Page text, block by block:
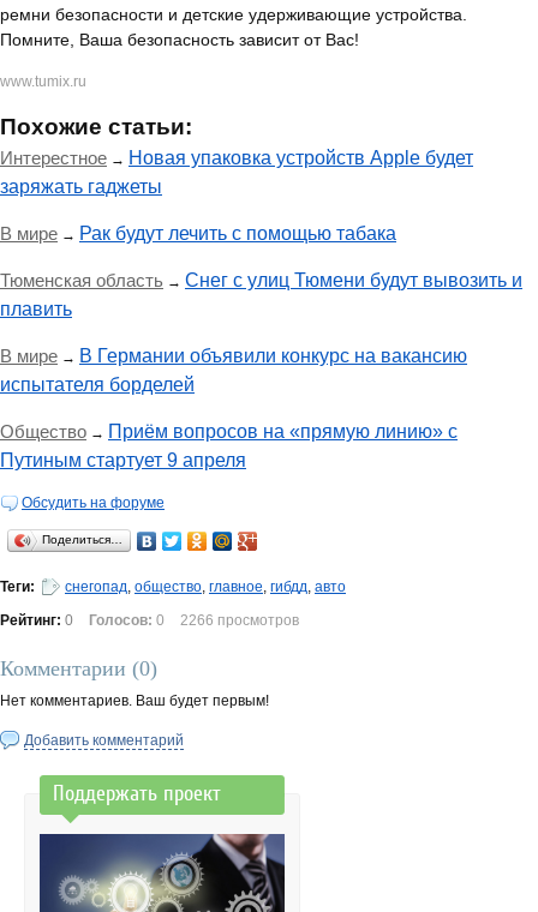
ремни безопасности и детские удерживающие устройства.
Помните, Ваша безопасность зависит от Вас!
www.tumix.ru
Похожие статьи:
Интерестное → Новая упаковка устройств Apple будет
заряжать гаджеты
В мире → Рак будут лечить с помощью табака
Тюменская область → Снег с улиц Тюмени будут вывозить и
плавить
В мире → В Германии объявили конкурс на вакансию
испытателя борделей
Общество → Приём вопросов на «прямую линию» с
Путиным стартует 9 апреля
Обсудить на форуме
Поделиться…
Теги: снегопад, общество, главное, гибдд, авто
Рейтинг: 0 Голосов: 0 2266 просмотров
Комментарии (0)
Нет комментариев. Ваш будет первым!
Добавить комментарий
Поддержать проект